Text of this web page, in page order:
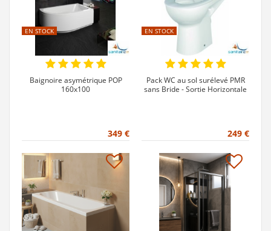
EN STOCK
Baignoire asymétrique POP
160x100
349 €
EN STOCK
Pack WC au sol surélevé PMR
sans Bride - Sortie Horizontale
249 €